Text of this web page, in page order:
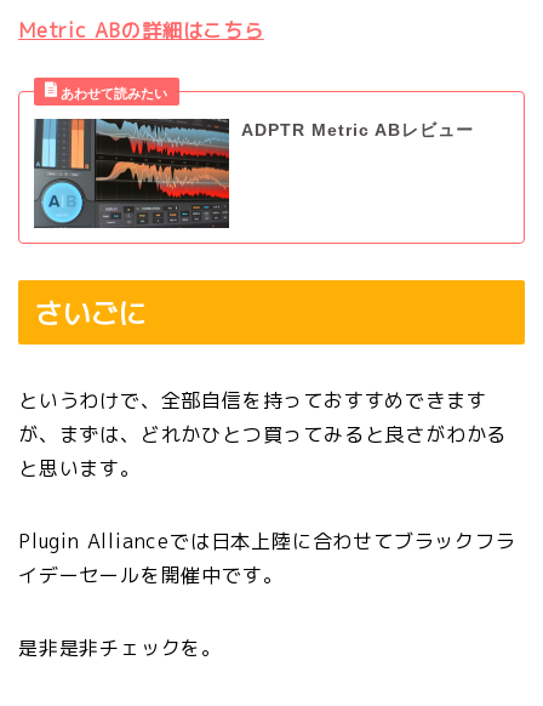
Metric ABの詳細はこちら
ADPTR Metric ABレビュー
さいごに
というわけで、全部自信を持っておすすめできます
が、まずは、どれかひとつ買ってみると良さがわかる
と思います。
Plugin Allianceでは日本上陸に合わせてブラックフラ
イデーセールを開催中です。
是非是非チェックを。